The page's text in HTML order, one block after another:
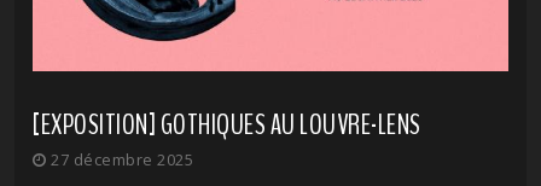
[EXPOSITION] GOTHIQUES AU LOUVRE-LENS
27 décembre 2025